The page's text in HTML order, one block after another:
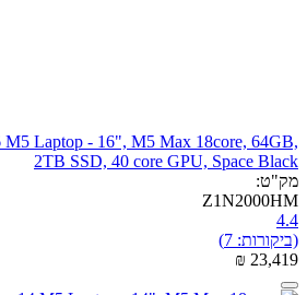
Laptop - 16", M5 Max 18core, 64GB,
2TB SSD, 40 core GPU, Space Black
מק"ט:
Z1N2000HM
4.4
(ביקורות: 7)
₪ 23,419